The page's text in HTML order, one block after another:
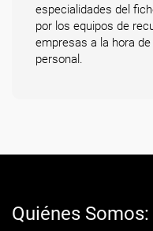
especialidades del
por los equipos de
empresas a la hora
personal.
Quiénes Somos: